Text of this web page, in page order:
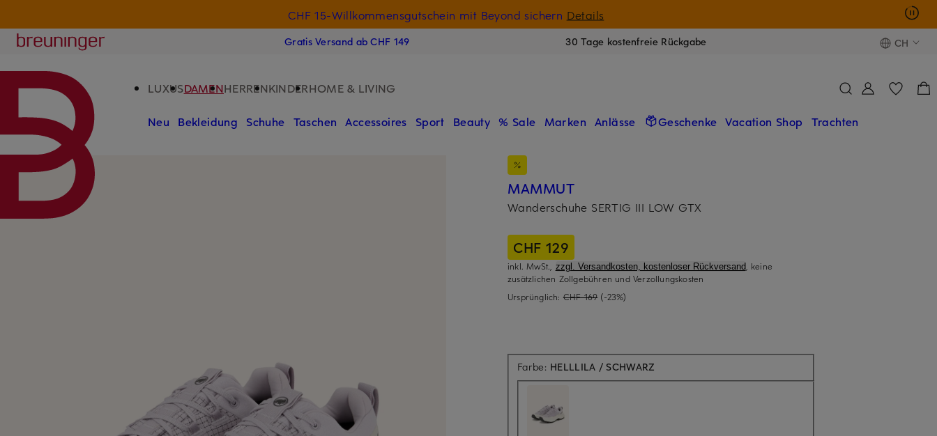
CHF 15-Willkommensgutschein mit Beyond sichern Details
Breuninger
Gratis Versand ab CHF 149 30 Tage kostenfreie Rückgabe CH
LUXUSDAMENHERRENKINDERHOME & LIVING
Neu Bekleidung Schuhe Taschen Accessoires Sport Beauty % Sale Marken Anlässe Geschenke Vacation Shop Trachten
MAMMUT
Wanderschuhe SERTIG III LOW GTX
CHF 129
inkl. MwSt., zzgl. Versandkosten, kostenloser Rückversand, keine
zusätzlichen Zollgebühren und Verzollungskosten
Ursprünglich: CHF 169 (-23%)
Farbe: HELLLILA / SCHWARZ